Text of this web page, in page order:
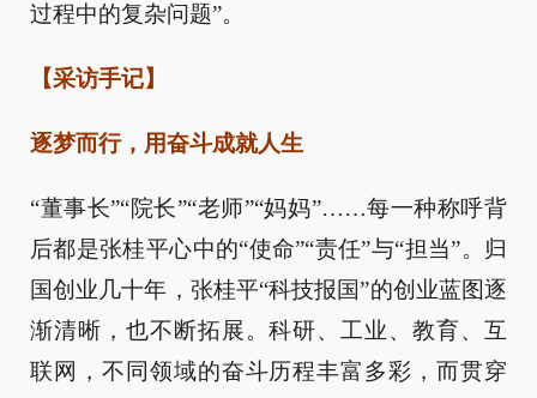
过程中的复杂问题”。
【采访手记】
逐梦而行，用奋斗成就人生
“董事长”“院长”“老师”“妈妈”……每一种称呼背
后都是张桂平心中的“使命”“责任”与“担当”。归
国创业几十年，张桂平“科技报国”的创业蓝图逐
渐清晰，也不断拓展。科研、工业、教育、互
联网，不同领域的奋斗历程丰富多彩，而贯穿